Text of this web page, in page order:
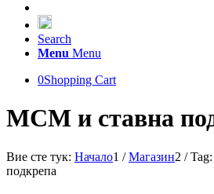
Search
Menu Menu
0Shopping Cart
МСМ и ставна
Вие сте тук: Начало1 / Магазин2 /
подкрепа